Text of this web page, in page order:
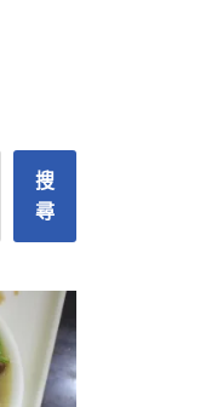
搜
尋